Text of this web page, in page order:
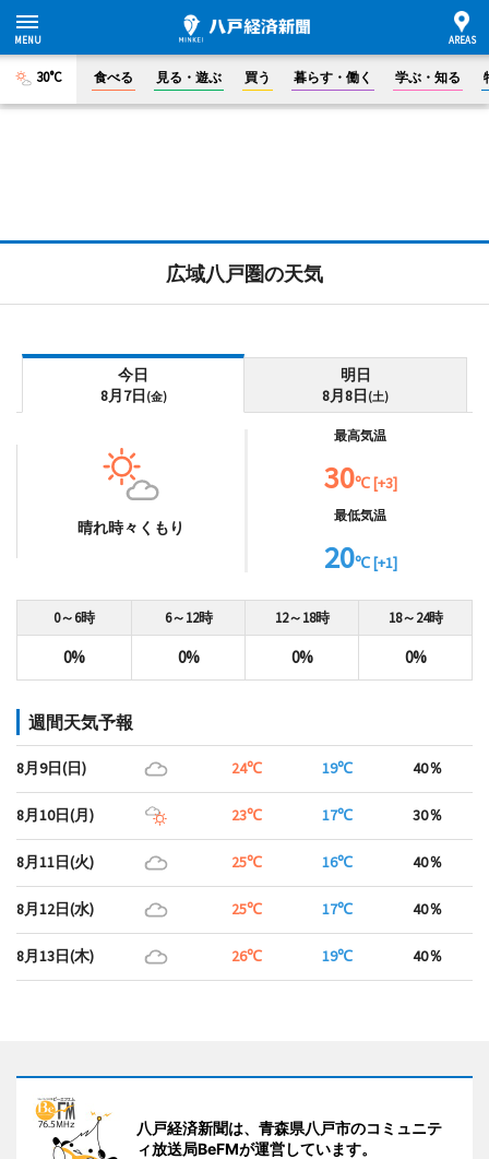
30°C 食べる 見る・遊ぶ 買う 暮らす・働く 学ぶ・知る
広域八戸圏の天気
今日
8月7日 (金)
明日
8月8日 (土)
晴れ時々くもり
最高気温
30℃ [+3]
最低気温
20℃ [+1]
0～6時 6～12時 12～18時 18～24時
0% 0% 0% 0%
週間天気予報
8月9日(日) 24℃ 19℃ 40％
8月10日(月) 23℃ 17℃ 30％
8月11日(火) 25℃ 16℃ 40％
8月12日(水) 25℃ 17℃ 40％
8月13日(木) 26℃ 19℃ 40％
八戸経済新聞は、青森県八戸市のコミュニテ
ィ放送局BeFMが運営しています。